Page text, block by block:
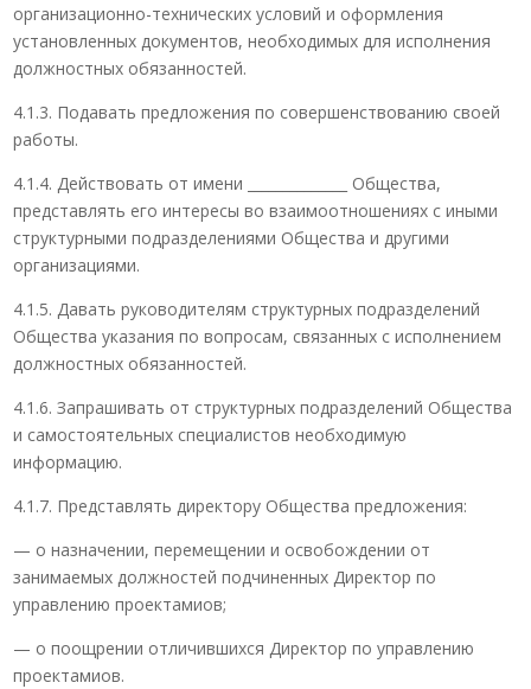
организационно-технических условий и оформления
установленных документов, необходимых для исполнения
должностных обязанностей.
4.1.3. Подавать предложения по совершенствованию своей
работы.
4.1.4. Действовать от имени ______________ Общества,
представлять его интересы во взаимоотношениях с иными
структурными подразделениями Общества и другими
организациями.
4.1.5. Давать руководителям структурных подразделений
Общества указания по вопросам, связанных с исполнением
должностных обязанностей.
4.1.6. Запрашивать от структурных подразделений Общества
и самостоятельных специалистов необходимую
информацию.
4.1.7. Представлять директору Общества предложения:
— о назначении, перемещении и освобождении от
занимаемых должностей подчиненных Директор по
управлению проектамиов;
— о поощрении отличившихся Директор по управлению
проектамиов.